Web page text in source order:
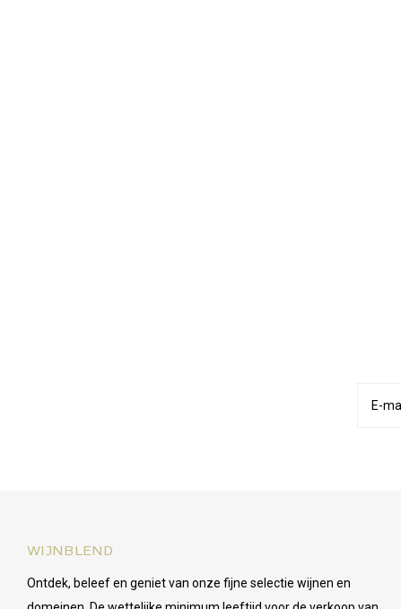
WIJNBLEND
Ontdek, beleef en geniet van onze fijne selectie wijnen en